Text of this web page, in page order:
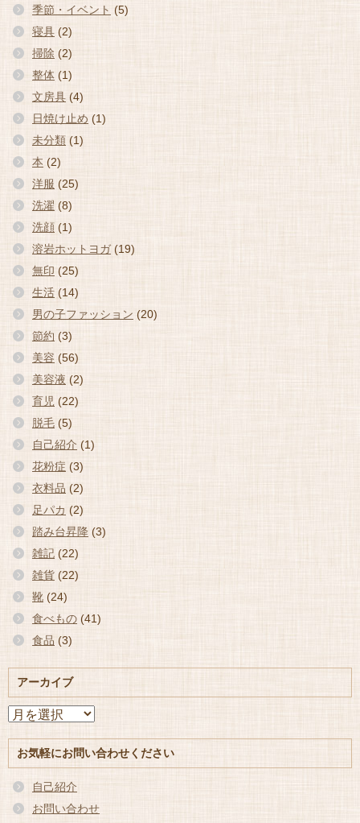
季節・イベント (5)
寝具 (2)
掃除 (2)
整体 (1)
文房具 (4)
日焼け止め (1)
未分類 (1)
本 (2)
洋服 (25)
洗濯 (8)
洗顔 (1)
溶岩ホットヨガ(19)
無印 (25)
生活 (14)
男の子ファッション (20)
節約 (3)
美容 (56)
美容液 (2)
育児 (22)
脱毛 (5)
自己紹介 (1)
花粉症 (3)
衣料品 (2)
足パカ (2)
踏み台昇降 (3)
雑記 (22)
雑貨 (22)
靴 (24)
食べもの (41)
食品 (3)
アーカイブ
ア
イ
ブ
お気軽にお問い合わせください
自己紹介
お問い合わせ